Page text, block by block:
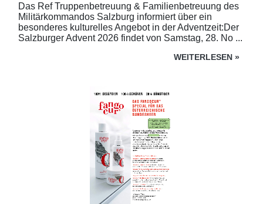
Das Ref Truppenbetreuung & Familienbetreuung des
Militärkommandos Salzburg informiert über ein
besonderes kulturelles Angebot in der Adventzeit:Der
Salzburger Advent 2026 findet von Samstag, 28. No ...
WEITERLESEN »